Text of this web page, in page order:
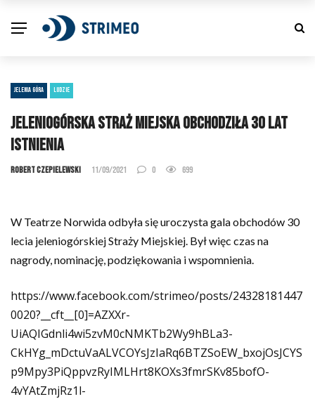
JELENIA GÓRA LUDZIE
Jeleniogórska Straż Miejska obchodziła 30 lat
istnienia
Robert Czepielewski 11/09/2021 0 699
W Teatrze Norwida odbyła się uroczysta gala obchodów 30
lecia jeleniogórskiej Straży Miejskiej. Był więc czas na
nagrody, nominację, podziękowania i wspomnienia.
https://www.facebook.com/strimeo/posts/24328181447
0020?__cft__[0]=AZXXr-
UiAQIGdnli4wi5zvM0cNMKTb2Wy9hBLa3-
CkHYg_mDctuVaALVCOYsJzIaRq6BTZSoEW_bxojOsJCYS
p9Mpy3PiQppvzRyIMLHrt8KOXs3fmrSKv85bofO-
4vYAtZmjRz1l-